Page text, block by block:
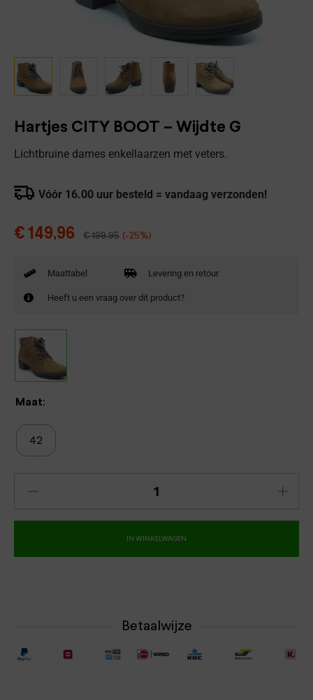
Hartjes CITY BOOT – Wijdte G
Lichtbruine dames enkellaarzen met veters.
Vóór 16.00 uur besteld = vandaag verzonden!
€ 149,96 €199,95 (-25%)
Maattabel Levering en retour
Heeft u een vraag over dit product?
Maat:
42
IN WINKELWAGEN
Betaalwijze